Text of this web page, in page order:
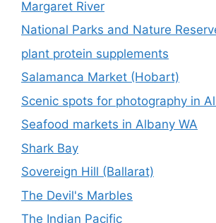
Margaret River
National Parks and Nature
plant protein supplements
Salamanca Market (Hobart)
Scenic spots for photography in
Seafood markets in Albany WA
Shark Bay
Sovereign Hill (Ballarat)
The Devil's Marbles
The Indian Pacific